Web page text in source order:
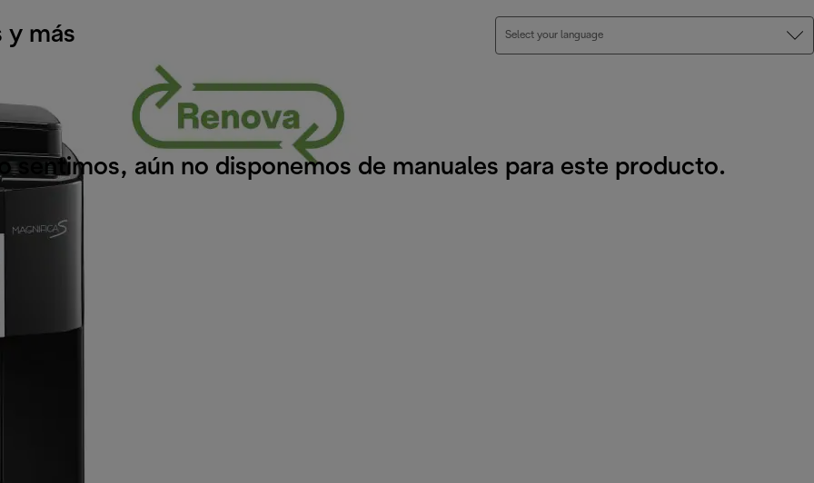
y más Select your language
sentimos, aún no disponemos de manuales para este producto.